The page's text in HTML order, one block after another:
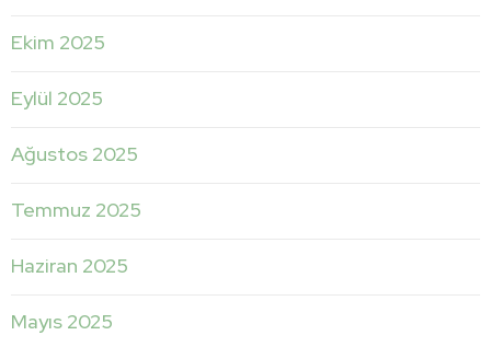
Ekim 2025
Eylül 2025
Ağustos 2025
Temmuz 2025
Haziran 2025
Mayıs 2025